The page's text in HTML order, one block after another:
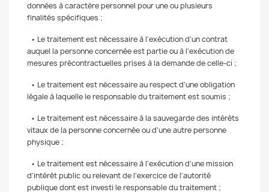
données à caractère personnel pour une ou plusieurs
finalités spécifiques ;
• Le traitement est nécessaire à l'exécution d'un contrat
auquel la personne concernée est partie ou à l'exécution de
mesures précontractuelles prises à la demande de celle-ci ;
• Le traitement est nécessaire au respect d'une obligation
légale à laquelle le responsable du traitement est soumis ;
• Le traitement est nécessaire à la sauvegarde des intérêts
vitaux de la personne concernée ou d'une autre personne
physique ;
• Le traitement est nécessaire à l'exécution d'une mission
d'intérêt public ou relevant de l'exercice de l'autorité
publique dont est investi le responsable du traitement ;